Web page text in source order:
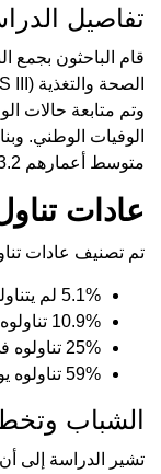
تفاصيل
قام الباحثون بجمع
الوفيات الوطني.
متوسط أعمارهم 53.2 عامًا، وجد أن نصفهم تقريباً من الرجال.
عادات
تم تصنيف عادات
5.1% لم يتناولوا الإفطار أبداً
10.9% تناولوه نادراً
25% تناولوه في بعض الأيام
59% تناولوه يومياً
الشباب